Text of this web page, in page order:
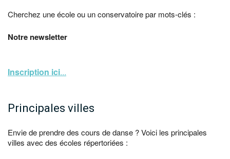
Cherchez une école ou un conservatoire par mots-clés :
Notre newsletter
Inscription ici...
Principales villes
Envie de prendre des cours de danse ? Voici les principales
villes avec des écoles répertoriées :